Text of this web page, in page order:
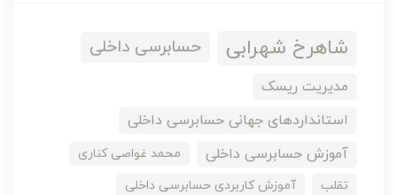
شاهرخ شهرابی حسابرسی داخلی
مدیریت ریسک
استانداردهای جهانی حسابرسی داخلی
آموزش حسابرسی داخلی
محمد غواصی کناری
تقلب
آموزش کاربردی حسابرسی داخلی